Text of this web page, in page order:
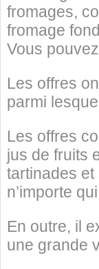
fromages,
fromage
Vous
Les offres
parmi
Les offres
jus de fruits
tartinades
n’importe
En outre, il
une grande